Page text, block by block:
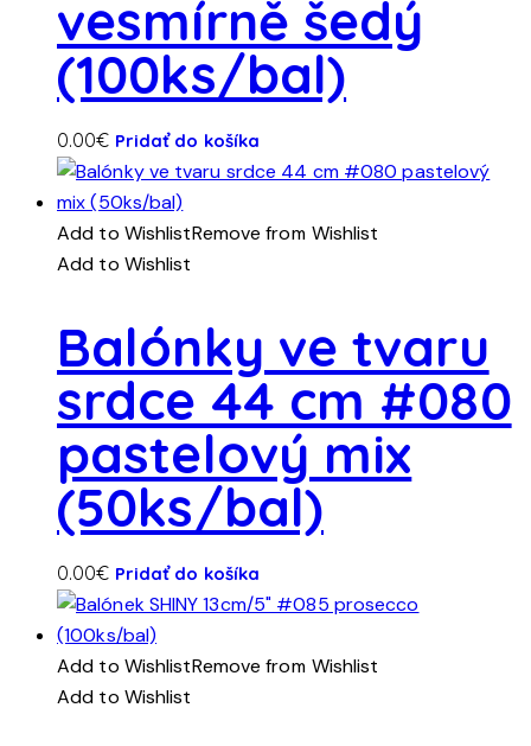
vesmírně šedý
(100ks/bal)
0.00€ Pridať do košíka
Add to WishlistRemove from Wishlist
Add to Wishlist
Balónky ve tvaru
srdce 44 cm #080
pastelový mix
(50ks/bal)
0.00€ Pridať do košíka
Add to WishlistRemove from Wishlist
Add to Wishlist